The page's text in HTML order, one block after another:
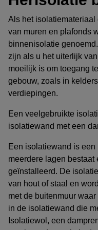
Als het
van muren en plafonds
binnenisolatie
zijn als u het uiterlijk
moeilijk is om toegang
gebouw, zoals in
verdiepingen.
Een veelgebruikte
isolatiewand met een
Een isolatiewand is
meerdere lagen bestaat
geïnstalleerd. De
van hout of staal en
met de buitenmuur
in de isolatiewand die
Isolatiewol, een